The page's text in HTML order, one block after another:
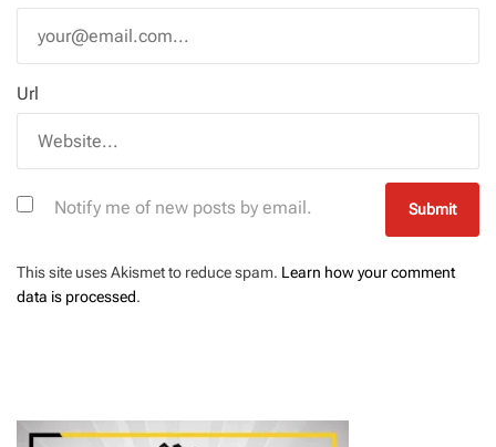
Url
Notify me of new posts by email.
This site uses Akismet to reduce spam. Learn how your comment
data is processed.